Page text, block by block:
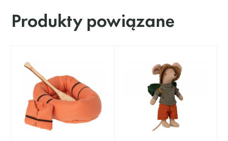
Produkty powiązane